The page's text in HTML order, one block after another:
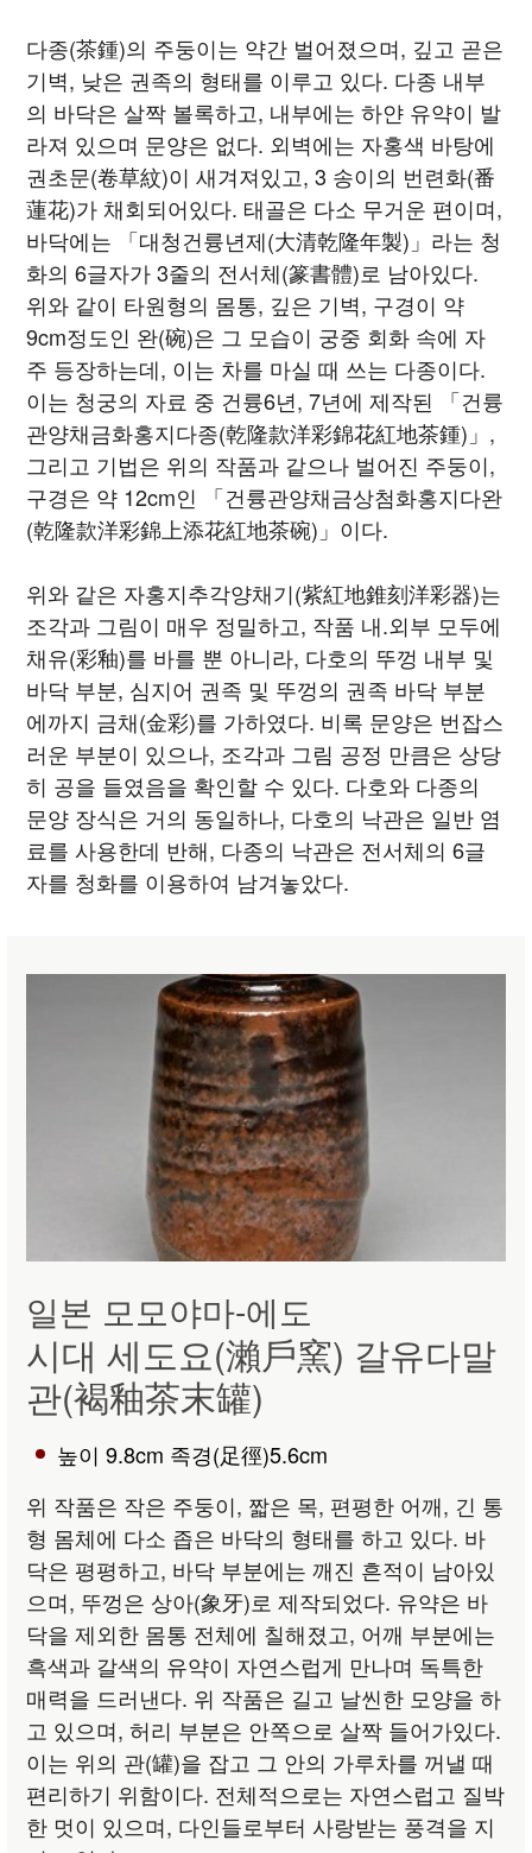
다종(茶鍾)의 주둥이는 약간 벌어졌으며, 깊고 곧은
기벽, 낮은 권족의 형태를 이루고 있다. 다종 내부
의 바닥은 살짝 볼록하고, 내부에는 하얀 유약이 발
라져 있으며 문양은 없다. 외벽에는 자홍색 바탕에
권초문(卷草紋)이 새겨져있고, 3 송이의 번련화(番
蓮花)가 채회되어있다. 태골은 다소 무거운 편이며,
바닥에는 「대청건륭년제(大清乾隆年製)」라는 청
화의 6글자가 3줄의 전서체(篆書體)로 남아있다.
위와 같이 타원형의 몸통, 깊은 기벽, 구경이 약
9cm정도인 완(碗)은 그 모습이 궁중 회화 속에 자
주 등장하는데, 이는 차를 마실 때 쓰는 다종이다.
이는 청궁의 자료 중 건륭6년, 7년에 제작된 「건륭
관양채금화홍지다종(乾隆款洋彩錦花紅地茶鍾)」,
그리고 기법은 위의 작품과 같으나 벌어진 주둥이,
구경은 약 12cm인 「건륭관양채금상첨화홍지다완
(乾隆款洋彩錦上添花紅地茶碗)」이다.
위와 같은 자홍지추각양채기(紫紅地錐刻洋彩器)는
조각과 그림이 매우 정밀하고, 작품 내.외부 모두에
채유(彩釉)를 바를 뿐 아니라, 다호의 뚜껑 내부 및
바닥 부분, 심지어 권족 및 뚜껑의 권족 바닥 부분
에까지 금채(金彩)를 가하였다. 비록 문양은 번잡스
러운 부분이 있으나, 조각과 그림 공정 만큼은 상당
히 공을 들였음을 확인할 수 있다. 다호와 다종의
문양 장식은 거의 동일하나, 다호의 낙관은 일반 염
료를 사용한데 반해, 다종의 낙관은 전서체의 6글
자를 청화를 이용하여 남겨놓았다.
일본 모모야마-에도
시대 세도요(瀨戶窯) 갈유다말
관(褐釉茶末罐)
높이 9.8cm 족경(足徑)5.6cm
위 작품은 작은 주둥이, 짧은 목, 편평한 어깨, 긴 통
형 몸체에 다소 좁은 바닥의 형태를 하고 있다. 바
닥은 평평하고, 바닥 부분에는 깨진 흔적이 남아있
으며, 뚜껑은 상아(象牙)로 제작되었다. 유약은 바
닥을 제외한 몸통 전체에 칠해졌고, 어깨 부분에는
흑색과 갈색의 유약이 자연스럽게 만나며 독특한
매력을 드러낸다. 위 작품은 길고 날씬한 모양을 하
고 있으며, 허리 부분은 안쪽으로 살짝 들어가있다.
이는 위의 관(罐)을 잡고 그 안의 가루차를 꺼낼 때
편리하기 위함이다. 전체적으로는 자연스럽고 질박
한 멋이 있으며, 다인들로부터 사랑받는 풍격을 지